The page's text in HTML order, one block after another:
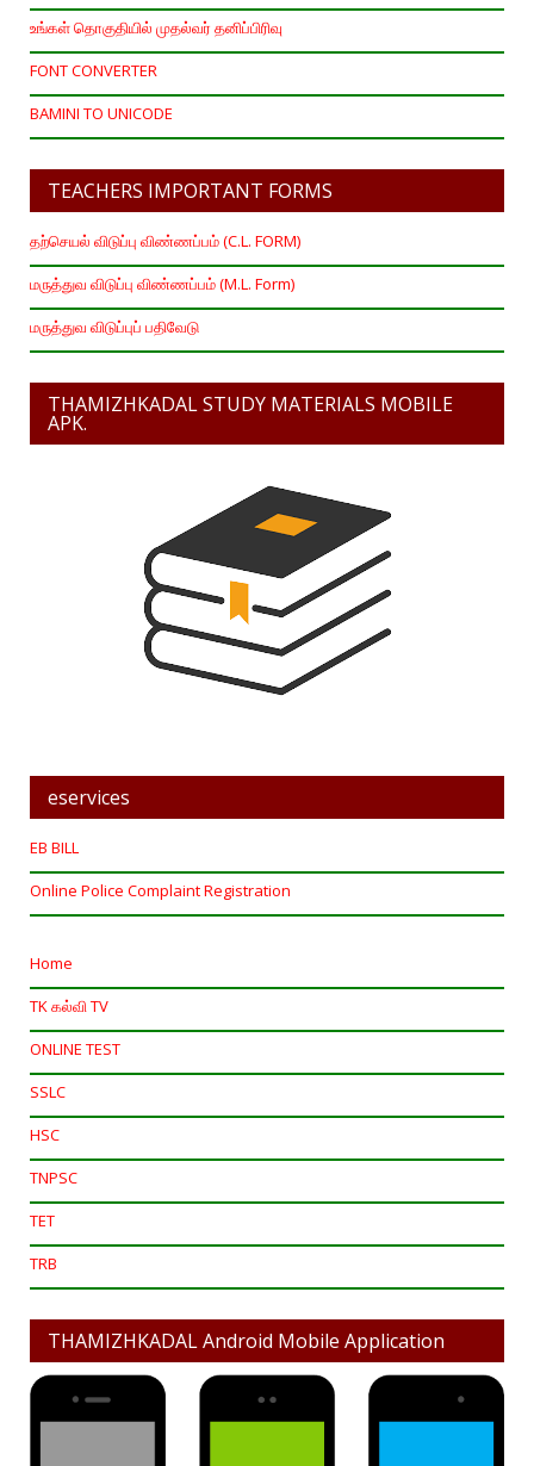
உங்கள் தொகுதியில் முதல்வர் தனிப்பிரிவு
FONT CONVERTER
BAMINI TO UNICODE
TEACHERS IMPORTANT FORMS
தற்செயல் விடுப்பு விண்ணப்பம் (C.L. FORM)
மருத்துவ விடுப்பு விண்ணப்பம் (M.L. Form)
மருத்துவ விடுப்புப் பதிவேடு
THAMIZHKADAL STUDY MATERIALS MOBILE
APK.
eservices
EB BILL
Online Police Complaint Registration
Home
TK கல்வி TV
ONLINE TEST
SSLC
HSC
TNPSC
TET
TRB
THAMIZHKADAL Android Mobile Application